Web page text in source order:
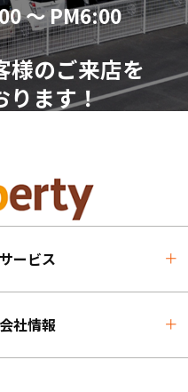
～ PM6:00
様のご来店を
ります！
サービス
会社情報